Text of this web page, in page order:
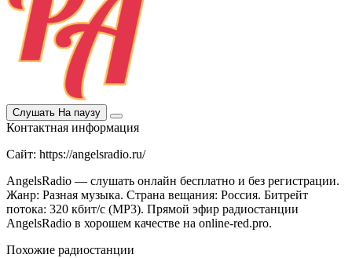
Слушать На паузу
Контактная информация
Сайт: https://angelsradio.ru/
AngelsRadio — слушать онлайн бесплатно и без регистрации.
Жанр: Разная музыка. Страна вещания: Россия. Битрейт
потока: 320 кбит/с (MP3). Прямой эфир радиостанции
AngelsRadio в хорошем качестве на online-red.pro.
Похожие радиостанции